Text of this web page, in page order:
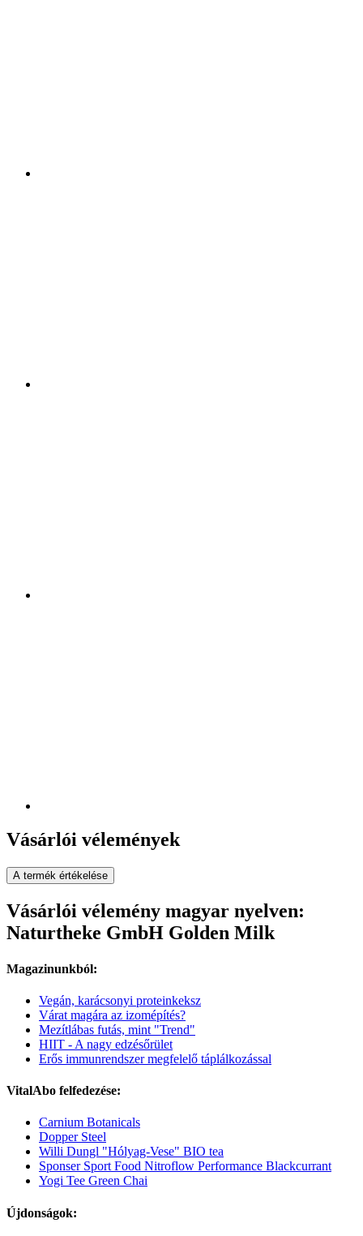
Vásárlói vélemények
A termék értékelése
Vásárlói vélemény magyar nyelven:
Naturtheke GmbH Golden Milk
Magazinunkból:
Vegán, karácsonyi proteinkeksz
Várat magára az izomépítés?
Mezítlábas futás, mint "Trend"
HIIT - A nagy edzésőrület
Erős immunrendszer megfelelő táplálkozással
VitalAbo felfedezése:
Carnium Botanicals
Dopper Steel
Willi Dungl "Hólyag-Vese" BIO tea
Sponser Sport Food Nitroflow Performance Blackcurrant
Yogi Tee Green Chai
Újdonságok: